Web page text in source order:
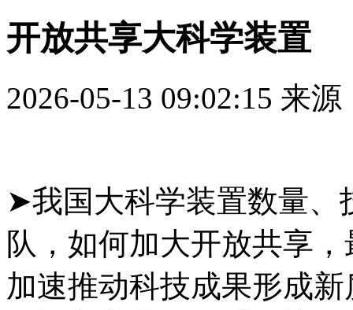
开放共享大科学装置
2026-05-13 09:02:15 来
➤我国大科学装置数量、
队，如何加大开放共享
加速推动科技成果形成